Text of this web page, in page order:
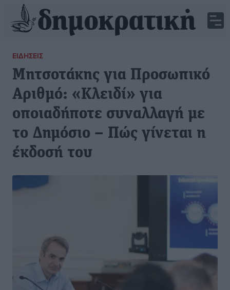
ΕΙΔΉΣΕΙΣ
Μητσοτάκης για Προσωπικό
Αριθμό: «Κλειδί» για
οποιαδήποτε συναλλαγή με
το Δημόσιο – Πώς γίνεται η
έκδοσή του